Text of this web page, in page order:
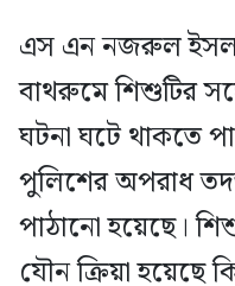
এস এন নজরুল
বাথরুমে শিশুটির
ঘটনা ঘটে থাকতে
পুলিশের অপরাধ
পাঠানো হয়েছে।
যৌন ক্রিয়া হয়েছে